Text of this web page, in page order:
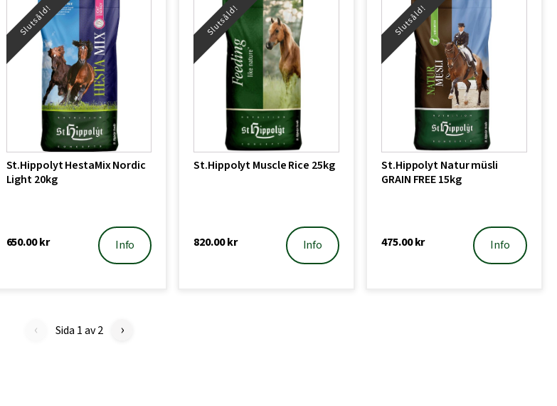
Slutsåld!
St.Hippolyt HestaMix Nordic
Light 20kg
650.00kr Info
Slutsåld!
St.Hippolyt Muscle Rice 25kg
820.00kr Info
Slutsåld!
St.Hippolyt Natur müsli
GRAIN FREE 15kg
475.00kr Info
‹ Sida 1 av 2 ›